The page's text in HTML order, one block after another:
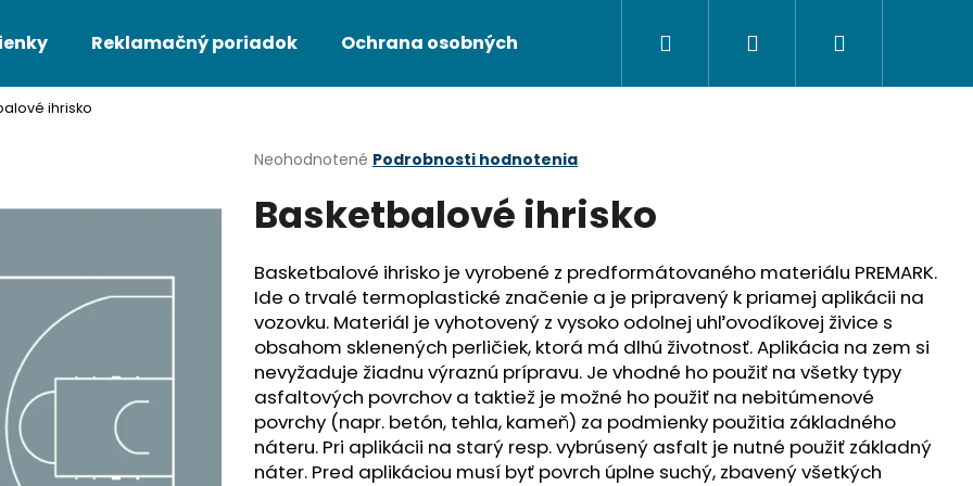
Reklamačný poriadok Ochrana osobných údajov Napíšte nám
Hľadať PrihlásenieNákupný
ihrisko
Priemerné
produktu
je
z
5
hviezdičiek.
Neohodnotené Podrobnosti hodnotenia
Basketbalové ihrisko
Basketbalové ihrisko je vyrobené z predformátovaného materiálu PREMARK.
Ide o trvalé termoplastické značenie a je pripravený k priamej aplikácii na
vozovku. Materiál je vyhotovený z vysoko odolnej uhľovodíkovej živice s
obsahom sklenených perličiek, ktorá má dlhú životnosť. Aplikácia na zem si
nevyžaduje žiadnu výraznú prípravu. Je vhodné ho použiť na všetky typy
asfaltových povrchov a taktiež je možné ho použiť na nebitúmenové
povrchy (napr. betón, tehla, kameň) za podmienky použitia základného
náteru. Pri aplikácii na starý resp. vybrúsený asfalt je nutné použiť základný
náter. Pred aplikáciou musí byť povrch úplne suchý, zbavený všetkých
Čo potrebujete nájsť?
HĽADAŤ
Odporúčame
Nasledujúce